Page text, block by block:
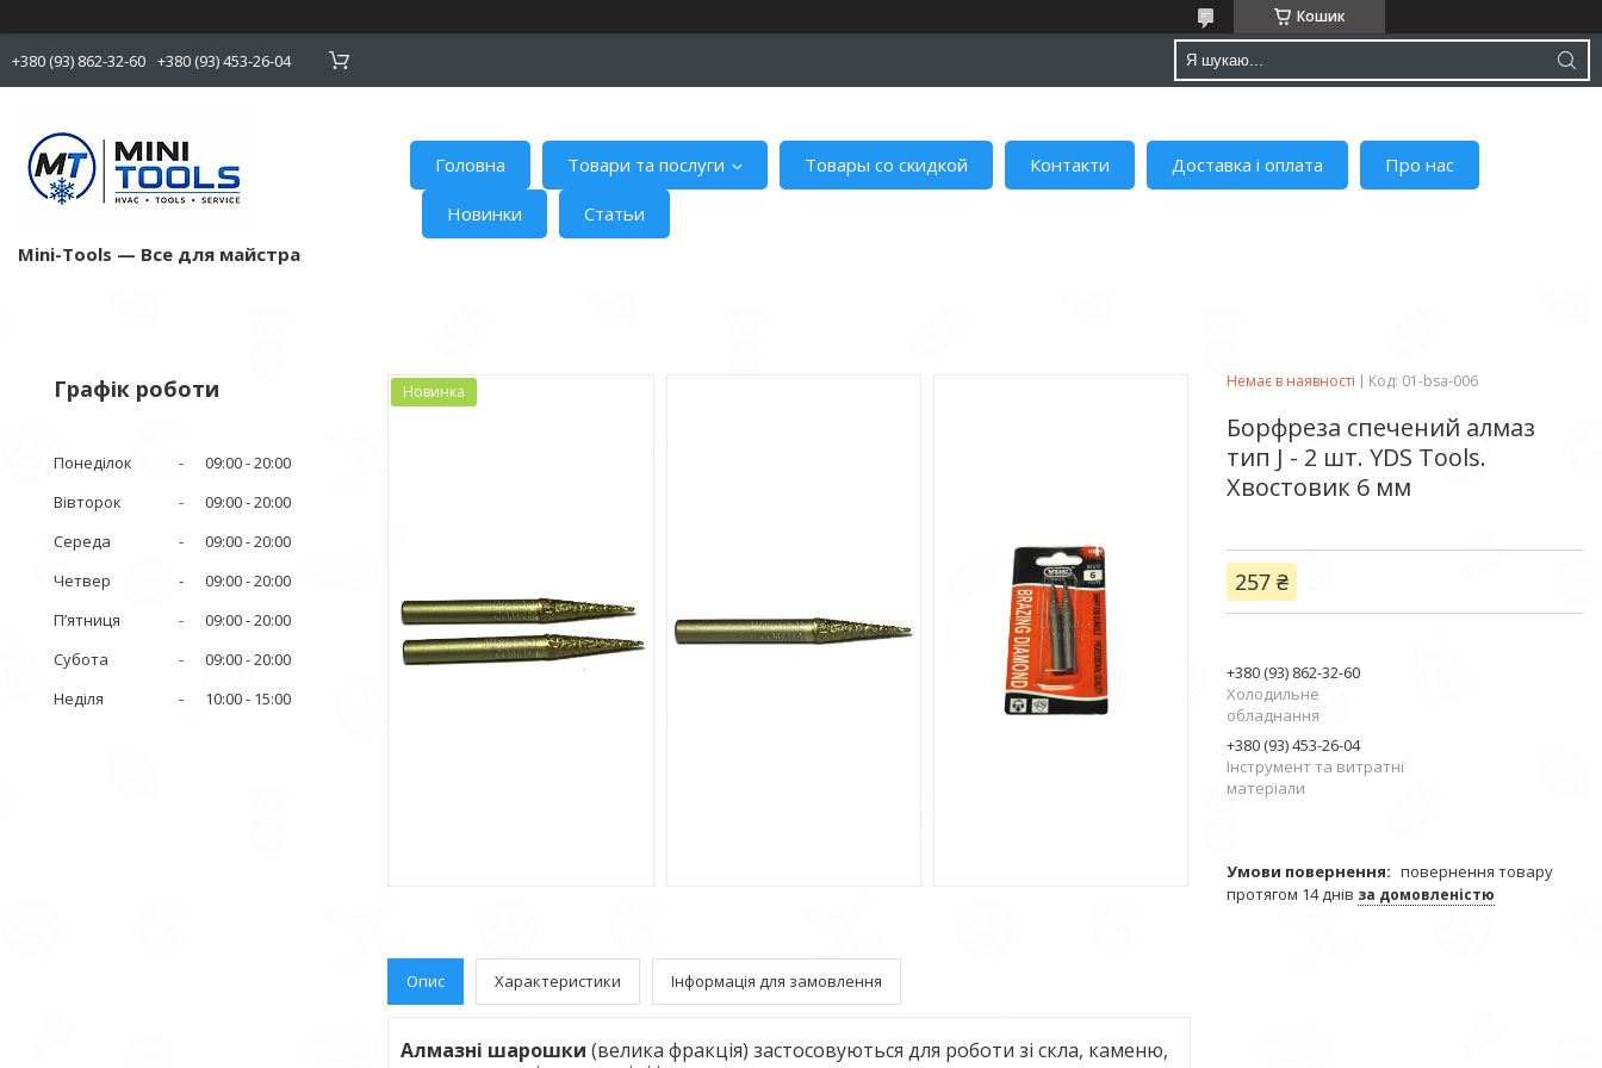
Кошик
+380 (93) 862-32-60 +380 (93) 453-26-04
Mini-Tools — Все для майстра
Головна Товари та послуги Товары со скидкой Контакти Доставка і оплата Про нас
Новинки Статьи
Графік роботи
Понеділок 09:00 20:00
Вівторок
09:00 20:00
Середа
09:00 20:00
Четвер
09:00 20:00
Пʼятниця
09:00 20:00
Субота
09:00 20:00
Неділя
10:00 15:00
Новинка
Опис Характеристики Інформація для замовлення
Алмазні шарошки (велика фракція) застосовуються для роботи зі скла, каменю,
Немає в наявності Код: 01-bsa-006
Борфреза спечений алмаз
тип J - 2 шт. YDS Tools.
Хвостовик 6 мм
257 ₴
+380 (93) 862-32-60
Холодильне
обладнання
+380 (93) 453-26-04
Інструмент та витратні
матеріали
повернення товару
протягом 14 днів за домовленістю